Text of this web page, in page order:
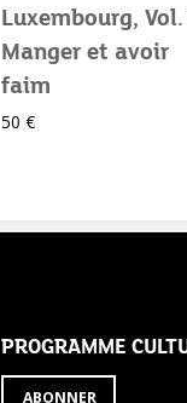
Luxembourg,
Manger et avoir
faim
50 €
PROGRAMME
ABONNER